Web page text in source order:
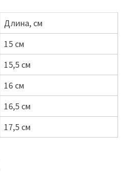
Длина, см
15 см
15,5 см
16 см
16,5 см
17,5 см